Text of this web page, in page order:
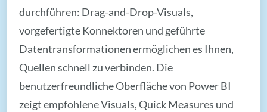
durchführen: Drag-and-Drop-Visuals,
vorgefertigte Konnektoren und geführte
Datentransformationen ermöglichen es Ihnen,
Quellen schnell zu verbinden. Die
benutzerfreundliche Oberfläche von Power BI
zeigt empfohlene Visuals, Quick Measures und